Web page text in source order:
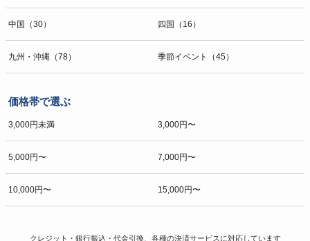
中国（30） 四国（16）
九州・沖縄（78） 季節イベント（45）
価格帯で選ぶ
3,000円未満 3,000円〜
5,000円〜 7,000円〜
10,000円〜 15,000円〜
クレジット・銀行振込・代金引換、各種の決済サービスに対応しています